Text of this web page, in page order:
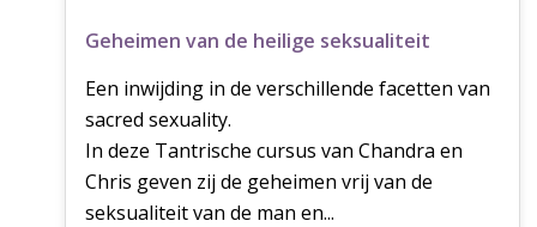
Geheimen van de heilige seksualiteit
Een inwijding in de verschillende facetten van
sacred sexuality.
In deze Tantrische cursus van Chandra en
Chris geven zij de geheimen vrij van de
seksualiteit van de man en...